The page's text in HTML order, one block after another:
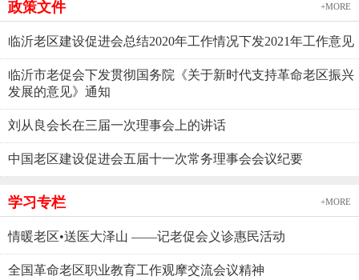
政策文件 +MORE
临沂老区建设促进会总结2020年工作情况下发2021年工作意见
临沂市老促会下发贯彻国务院《关于新时代支持革命老区振兴
发展的意见》通知
刘从良会长在三届一次理事会上的讲话
中国老区建设促进会五届十一次常务理事会会议纪要
学习专栏 +MORE
情暖老区•送医大泽山 ——记老促会义诊惠民活动
全国革命老区职业教育工作观摩交流会议精神